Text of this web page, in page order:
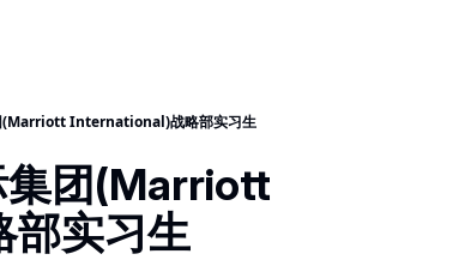
International)战略部实习生
团(Marriott
实习生